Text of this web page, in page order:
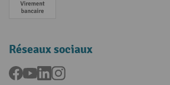
Paiement anticipé
Réseaux sociaux
Facebook
YouTubeLinkedInInstagram